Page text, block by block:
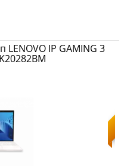
IP GAMING 3